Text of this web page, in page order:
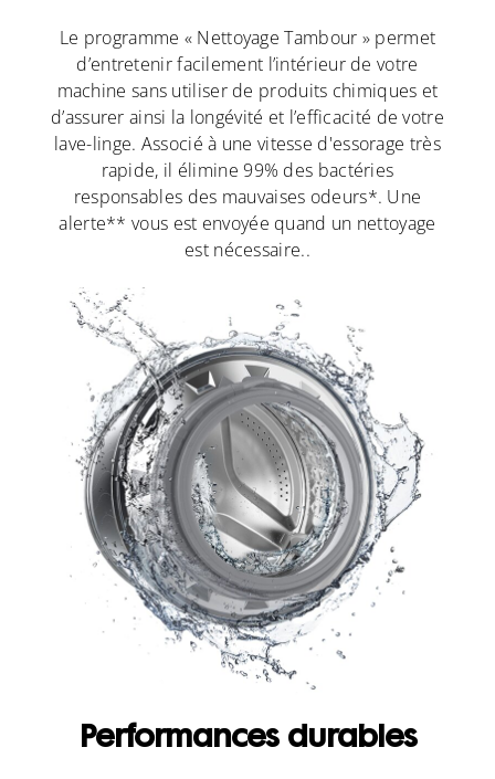
Le programme « Nettoyage Tambour » permet
d’entretenir facilement l’intérieur de votre
machine sans utiliser de produits chimiques et
d’assurer ainsi la longévité et l’efficacité de votre
lave-linge. Associé à une vitesse d'essorage très
rapide, il élimine 99% des bactéries
responsables des mauvaises odeurs*. Une
alerte** vous est envoyée quand un nettoyage
est nécessaire..
Performances durables